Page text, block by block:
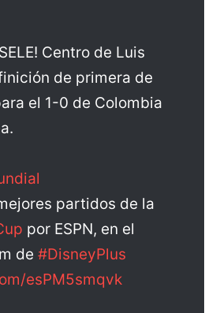
Centro de Luis
de primera de
el 1-0 de Colombia
partidos de la
por ESPN, en el
de #DisneyPlus
esPM5smqvk